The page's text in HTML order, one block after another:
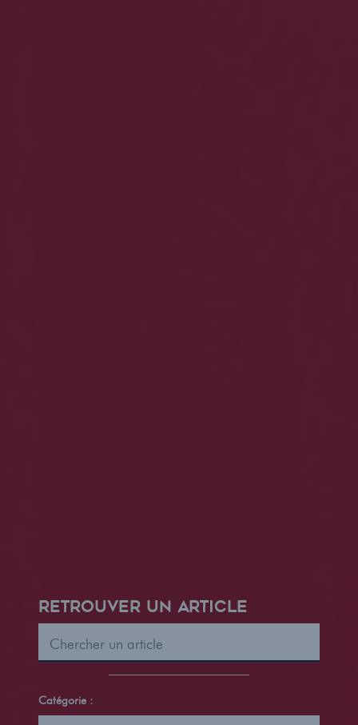
RETROUVER UN ARTICLE
Catégorie :